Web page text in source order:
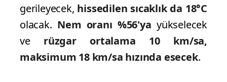
gerileyecek, hissedilen sıcaklık da 18°C
olacak. Nem oranı %56'ya yükselecek
ve rüzgar ortalama 10 km/sa,
maksimum 18 km/sa hızında esecek.